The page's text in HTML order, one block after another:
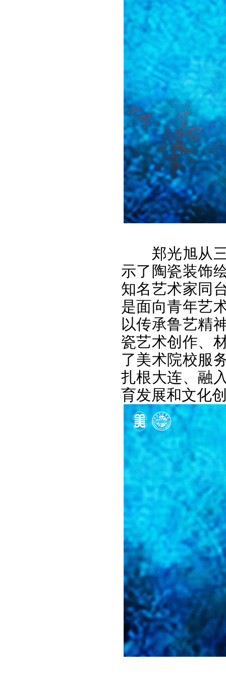
郑光旭从
示了陶瓷装饰
知名艺术家同
是面向青年艺
以传承鲁艺精
瓷艺术创作、
了美术院校服
扎根大连、融
育发展和文化